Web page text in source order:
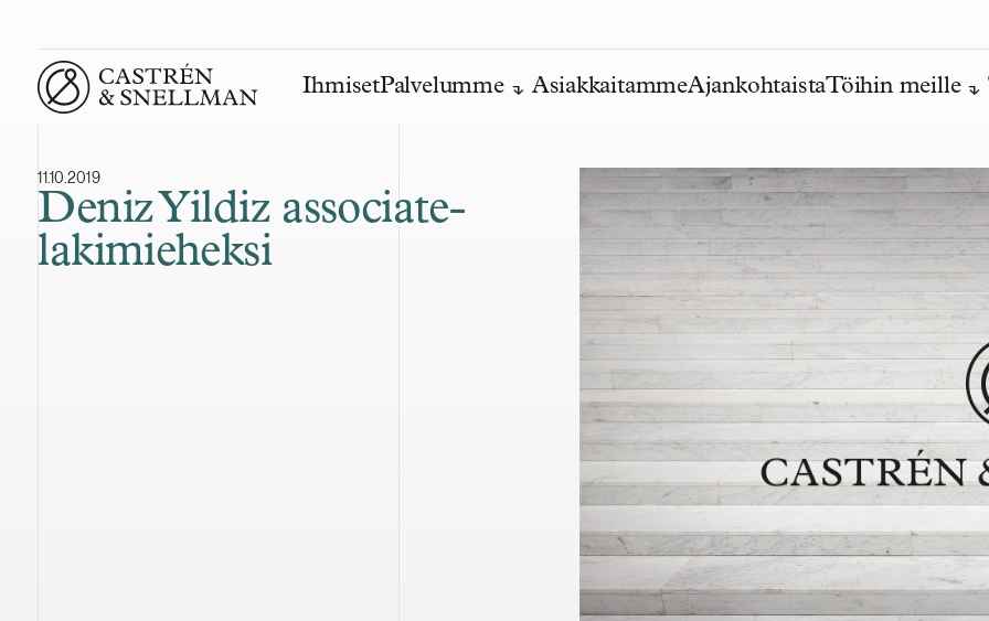
Front page
IhmisetPalvelumme AsiakkaitammeAjankohtaistaTöihin meille
11.10.2019
Deniz Yildiz associate-
lakimieheksi